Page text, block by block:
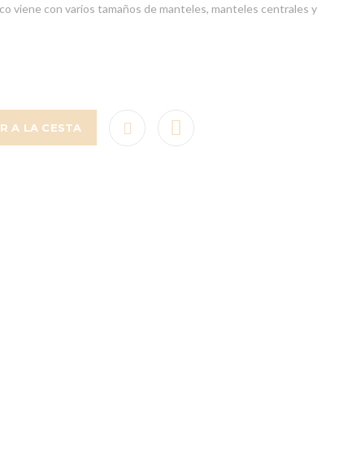
viene con varios tamaños de manteles, manteles centrales y
A LA CESTA